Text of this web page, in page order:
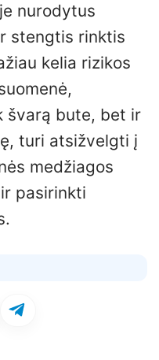
nurodytus
stengtis rinktis
kelia rizikos
švarą bute, bet ir
turi atsižvelgti į
medžiagos
pasirinkti